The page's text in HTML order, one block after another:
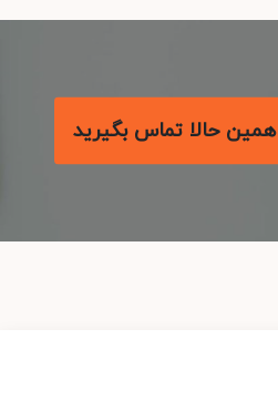
همین حالا تماس بگیرید